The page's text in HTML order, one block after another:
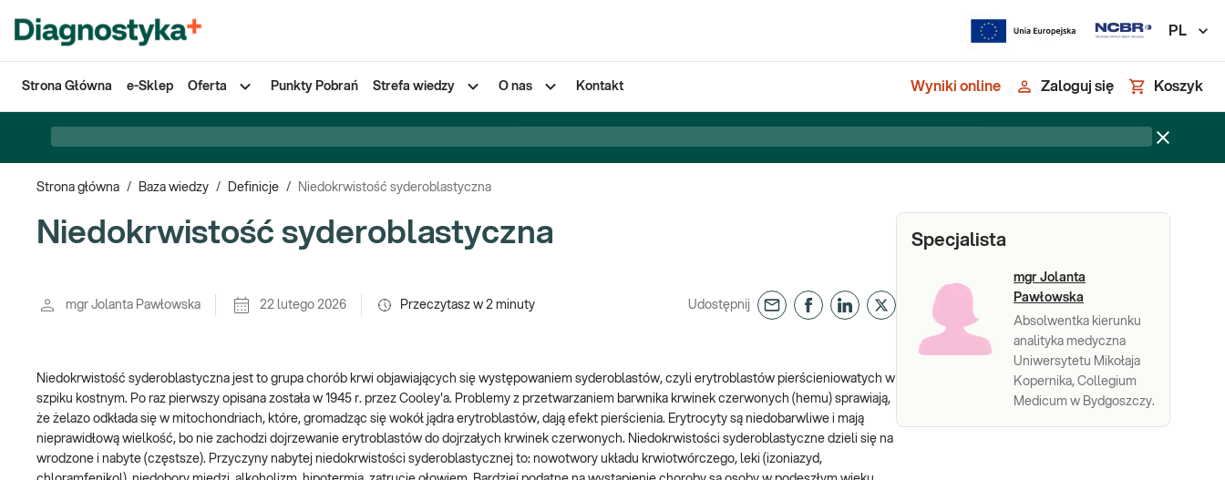
PL
Strona Główna e-Sklep Oferta Punkty Pobrań Strefa wiedzy O nas Kontakt Wyniki online Zaloguj się Koszyk
Strona główna / Baza wiedzy / Definicje / Niedokrwistość syderoblastyczna
Niedokrwistość syderoblastyczna
mgr Jolanta Pawłowska 22 lutego 2026 Przeczytasz w 2 minuty Udostępnij
Niedokrwistość syderoblastyczna jest to grupa chorób krwi objawiających się występowaniem syderoblastów, czyli erytroblastów pierścieniowatych w
szpiku kostnym. Po raz pierwszy opisana została w 1945 r. przez Cooley'a. Problemy z przetwarzaniem barwnika krwinek czerwonych (hemu) sprawiają,
że żelazo odkłada się w mitochondriach, które, gromadząc się wokół jądra erytroblastów, dają efekt pierścienia. Erytrocyty są niedobarwliwe i mają
nieprawidłową wielkość, bo nie zachodzi dojrzewanie erytroblastów do dojrzałych krwinek czerwonych. Niedokrwistości syderoblastyczne dzieli się na
wrodzone i nabyte (częstsze). Przyczyny nabytej niedokrwistości syderoblastycznej to: nowotwory układu krwiotwórczego, leki (izoniazyd,
Specjalista
mgr Jolanta
Pawłowska
Absolwentka kierunku
analityka medyczna
Uniwersytetu Mikołaja
Kopernika, Collegium
Medicum w Bydgoszczy.